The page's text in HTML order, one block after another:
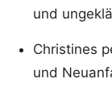
und
Christines
und